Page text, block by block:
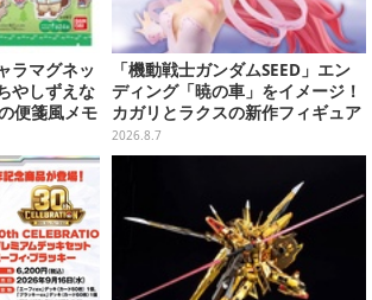
ラマグネッ
やしずえな
便箋風メモ
「機動戦士ガンダムSEED」エン
ディング「暁の車」をイメージ！
カガリとラクスの新作フィギュア
がプライズに
2026.8.7